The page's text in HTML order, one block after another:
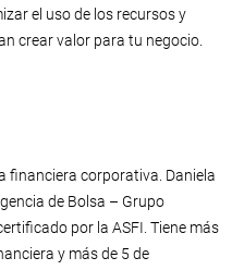
el uso de los recursos y
crear valor para tu negocio.
financiera corporativa. Daniela
de Bolsa – Grupo
por la ASFI. Tiene más
y más de 5 de